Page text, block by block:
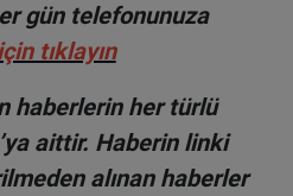
gün telefonunuza
tıklayın
haberlerin her türlü
aittir. Haberin linki
alınan haberler